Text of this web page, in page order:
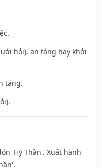
hỏi), an táng hay khởi
táng.
'Hỷ Thần'. Xuất hành